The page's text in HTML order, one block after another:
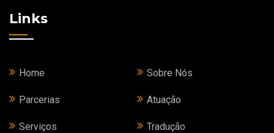
Links
Home Sobre Nós
Parcerias Atuação
Serviços Tradução